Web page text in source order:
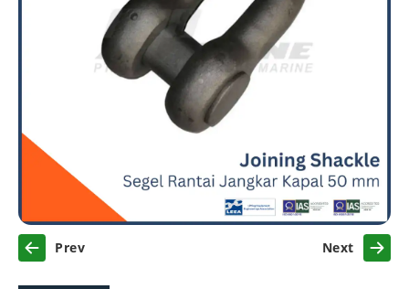
Previous Next